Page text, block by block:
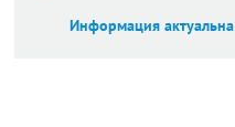
Информация актуальна